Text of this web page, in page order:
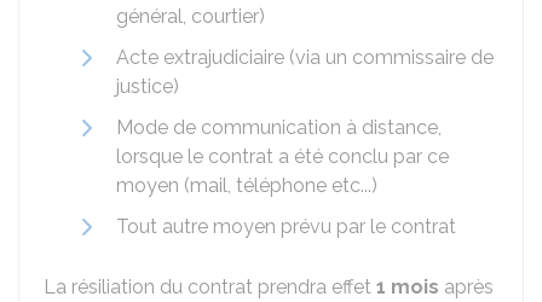
général, courtier)
Acte extrajudiciaire (via un commissaire de
justice)
Mode de communication à distance,
lorsque le contrat a été conclu par ce
moyen (mail, téléphone etc...)
Tout autre moyen prévu par le contrat
La résiliation du contrat prendra effet 1 mois après